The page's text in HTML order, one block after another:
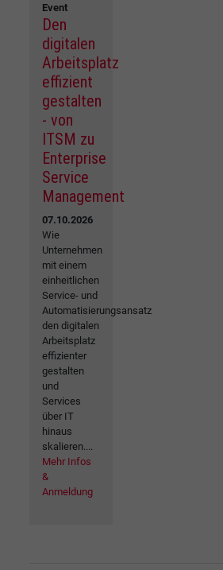
Event
Den
digitalen
Arbeitsplatz
effizient
gestalten
- von
ITSM zu
Enterprise
Service
Management
07.10.2026
Wie
Unternehmen
mit einem
einheitlichen
Service- und
Automatisierungsansatz
den digitalen
Arbeitsplatz
effizienter
gestalten
und
Services
über IT
hinaus
skalieren....
Mehr Infos
&
Anmeldung